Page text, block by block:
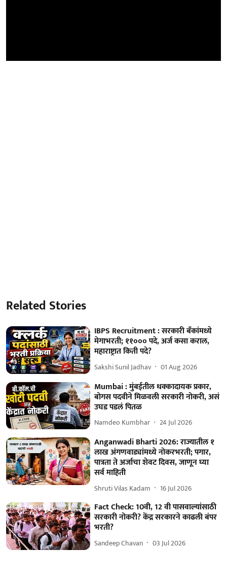
Related Stories
IBPS Recruitment : सरकारी बँकांमध्ये
मेगाभरती; ११००० पदे, अर्ज कसा कराल,
महाराष्ट्रात किती पदे?
Sakshi Sunil Jadhav 01 Aug 2026
Mumbai : मुंबईतील धक्कादायक प्रकार,
बोगस पदवीने मिळवली सरकारी नोकरी, असं
उघड पडलं पितळ
Namdeo Kumbhar 24 Jul 2026
Anganwadi Bharti 2026: राज्यातील १
लाख अंगणवाड्यांमध्ये नोकरभरती; पगार,
पात्रता ते अर्जाचा शेवट दिवस, जाणून घ्या
सर्व माहिती
Shruti Vilas Kadam 16 Jul 2026
Fact Check: 10वी, 12 वी पासवाल्यांसाठी
सरकारी नोकरी? केंद्र सरकारने काढली बंपर
भरती?
Sandeep Chavan 03 Jul 2026